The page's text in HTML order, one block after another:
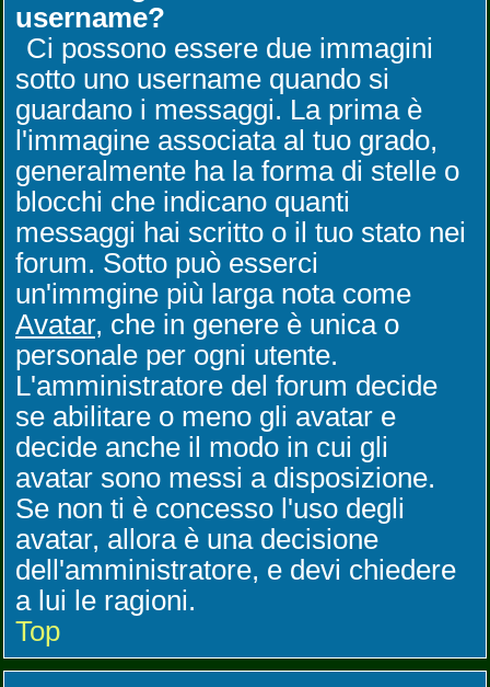
username?
Ci possono essere due immagini
sotto uno username quando si
guardano i messaggi. La prima è
l'immagine associata al tuo grado,
generalmente ha la forma di stelle o
blocchi che indicano quanti
messaggi hai scritto o il tuo stato nei
forum. Sotto può esserci
un'immgine più larga nota come
Avatar, che in genere è unica o
personale per ogni utente.
L'amministratore del forum decide
se abilitare o meno gli avatar e
decide anche il modo in cui gli
avatar sono messi a disposizione.
Se non ti è concesso l'uso degli
avatar, allora è una decisione
dell'amministratore, e devi chiedere
a lui le ragioni.
Top